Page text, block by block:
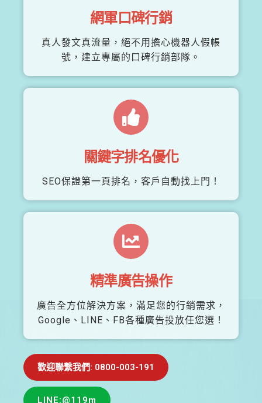
網軍口碑行銷
真人發文真流量，絕不用擔心機器人假帳
號，建立專屬的口碑行銷部隊。
關鍵字排名優化
SEO保證第一頁排名，客戶自動找上門！
精準廣告操作
廣告全方位解決方案，滿足您的行銷需求，
Google、LINE、FB各種廣告投放任您選！
歡迎聯繫我們: 0800-003-191
LINE:@119m